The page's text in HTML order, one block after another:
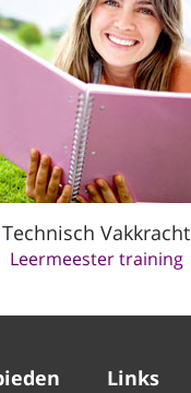
Technisch Vakkracht
Leermeester training
Links